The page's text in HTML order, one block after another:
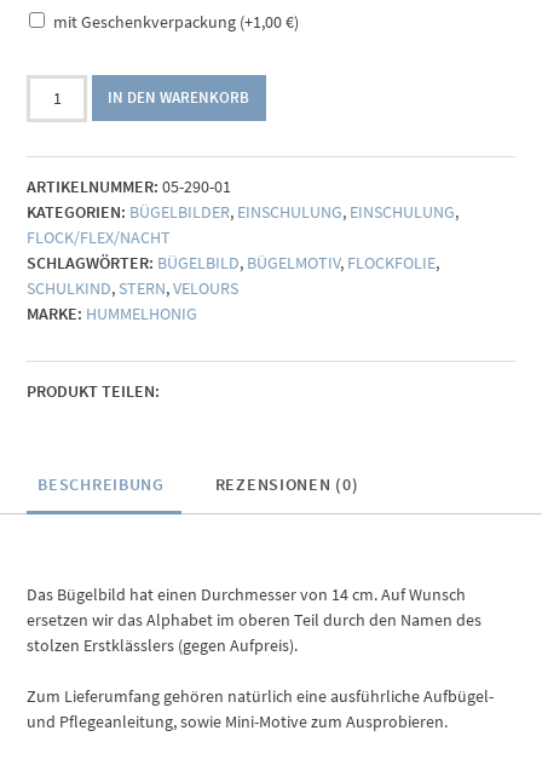
mit Geschenkverpackung (+1,00€)
Bügelbild
Schulkind
2026
Menge
IN DEN WARENKORB
ARTIKELNUMMER: 05-290-01
KATEGORIEN: BÜGELBILDER, EINSCHULUNG, EINSCHULUNG,
FLOCK/FLEX/NACHT
SCHLAGWÖRTER: BÜGELBILD, BÜGELMOTIV, FLOCKFOLIE,
SCHULKIND, STERN,VELOURS
MARKE: HUMMELHONIG
PRODUKT TEILEN:
BESCHREIBUNG REZENSIONEN (0)
Das Bügelbild hat einen Durchmesser von 14 cm. Auf Wunsch
ersetzen wir das Alphabet im oberen Teil durch den Namen des
stolzen Erstklässlers (gegen Aufpreis).
Zum Lieferumfang gehören natürlich eine ausführliche Aufbügel-
und Pflegeanleitung, sowie Mini-Motive zum Ausprobieren.